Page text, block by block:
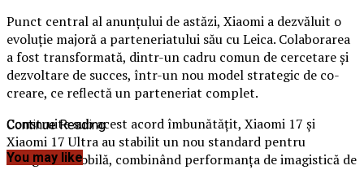
Punct central al anunțului de astăzi, Xiaomi a dezvăluit o
evoluție majoră a parteneriatului său cu Leica. Colaborarea
a fost transformată, dintr-un cadru comun de cercetare și
dezvoltare de succes, într-un nou model strategic de co-
creare, ce reflectă un parteneriat complet.
Construite sub acest acord îmbunătățit, Xiaomi 17 și
Xiaomi 17 Ultra au stabilit un nou standard pentru
fotografia mobilă, combinând performanța de imagistică de
Continue Reading
You may like